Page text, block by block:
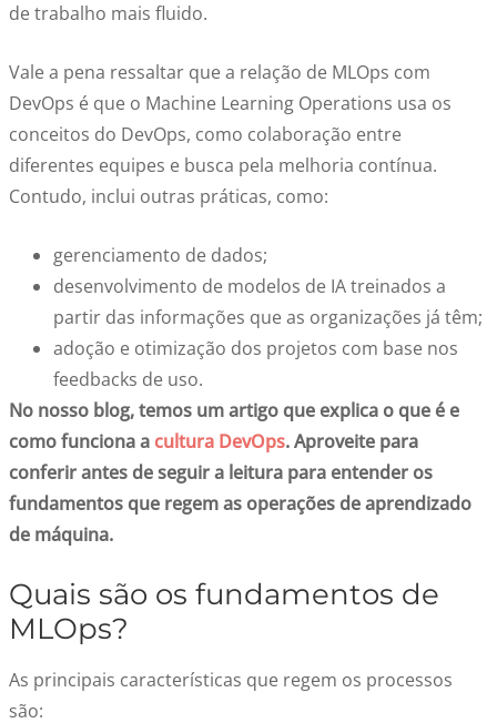
de trabalho mais fluido.
Vale a pena ressaltar que a relação de MLOps com
DevOps é que o Machine Learning Operations usa os
conceitos do DevOps, como colaboração entre
diferentes equipes e busca pela melhoria contínua.
Contudo, inclui outras práticas, como:
gerenciamento de dados;
desenvolvimento de modelos de IAtreinados a
partir das informações que as organizações já têm;
adoção e otimização dos projetos com base nos
feedbacks de uso.
No nosso blog, temos um artigo que explica o que é e
como funciona a cultura DevOps. Aproveite para
conferir antes de seguir a leitura para entender os
fundamentos que regem as operações de aprendizado
de máquina.
Quais são os fundamentos de
MLOps?
As principais características que regem os processos
são: